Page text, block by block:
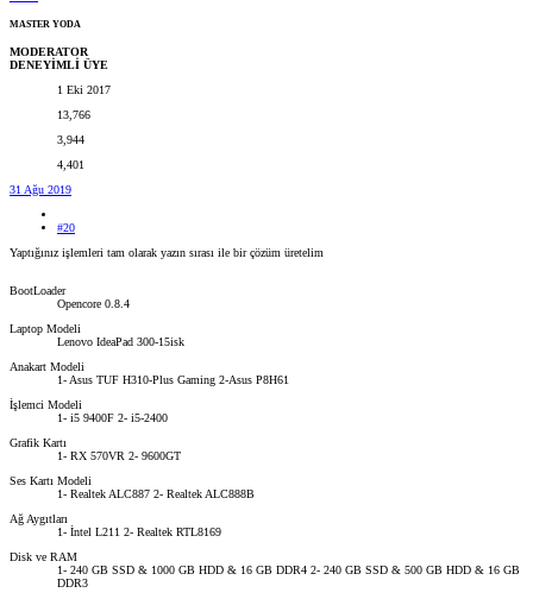
MASTER YODA
MODERATOR
DENEYİMLİ ÜYE
1 Eki 2017
13,766
3,944
4,401
31 Ağu 2019
#20
Yaptığınız işlemleri tam olarak yazın sırası ile bir çözüm üretelim
BootLoader
Opencore 0.8.4
Laptop Modeli
Lenovo IdeaPad 300-15isk
Anakart Modeli
1- Asus TUF H310-Plus Gaming 2-Asus P8H61
İşlemci Modeli
1- i5 9400F 2- i5-2400
Grafik Kartı
1- RX 570VR 2- 9600GT
Ses Kartı Modeli
1- Realtek ALC887 2- Realtek ALC888B
Ağ Aygıtları
1- İntel L211 2- Realtek RTL8169
Disk ve RAM
1- 240 GB SSD & 1000 GB HDD & 16 GB DDR4 2- 240 GB SSD & 500 GB HDD & 16 GB
DDR3